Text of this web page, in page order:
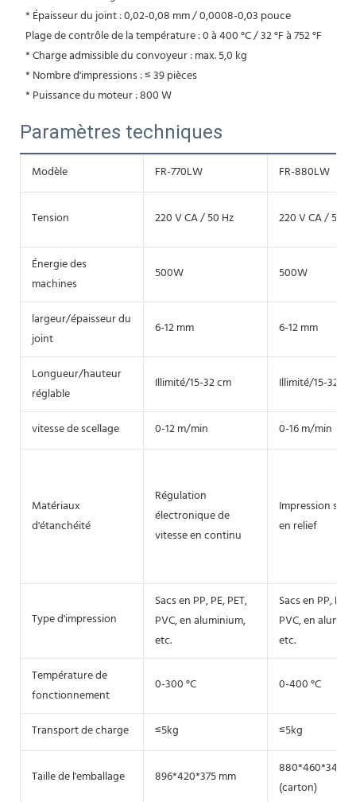
* Épaisseur du joint : 0,02-0,08 mm / 0,0008-0,03 pouce
Plage de contrôle de la température : 0 à 400 °C / 32 °F à 752 °F
* Charge admissible du convoyeur : max. 5,0 kg
* Nombre d'impressions : ≤ 39 pièces
* Puissance du moteur : 800 W
Paramètres techniques
Modèle FR-770LW FR-880LW
Tension 220 V CA / 50 Hz 220 V CA / 50
Énergie des
machines
500W 500W
largeur/épaisseur du
joint
6-12 mm 6-12 mm
Longueur/hauteur
réglable
Illimité/15-32 cm Illimité/15-32 cm
vitesse de scellage 0-12 m/min 0-16 m/min
Matériaux
d'étanchéité
Régulation
électronique de
vitesse en continu
Impression sur
en relief
Type d'impression
Sacs en PP, PE, PET,
PVC, en aluminium,
etc.
Sacs en PP, PE,
PVC, en
etc.
Température de
fonctionnement
0-300 °C 0-400 °C
Transport de charge ≤5kg ≤5kg
Taille de l'emballage 896*420*375 mm
880*460*340
(carton)